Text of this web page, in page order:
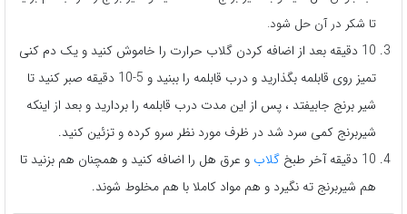
تا شکر در آن حل شود.
10 دقیقه بعد از اضافه کردن گلاب حرارت را خاموش کنید و یک دم کنی
تمیز روی قابلمه بگذارید و درب قابلمه را ببنید و 5-10 دقیقه صبر کنید تا
شیر برنج جابیفتد ، پس از این مدت درب قابلمه را بردارید و بعد از اینکه
شیربرنج کمی سرد شد در ظرف مورد نظر سرو کرده و تزئین کنید.
10 دقیقه آخر طبخ
گلاب و عرق هل را اضافه کنید و همچنان هم بزنید تا
هم شیربرنج ته نگیرد و هم مواد کاملا با هم مخلوط شوند.